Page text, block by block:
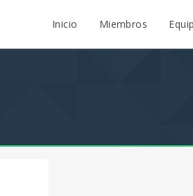
Inicio Miembros